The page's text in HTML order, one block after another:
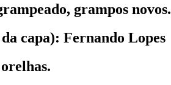
grampos novos.
capa): Fernando Lopes